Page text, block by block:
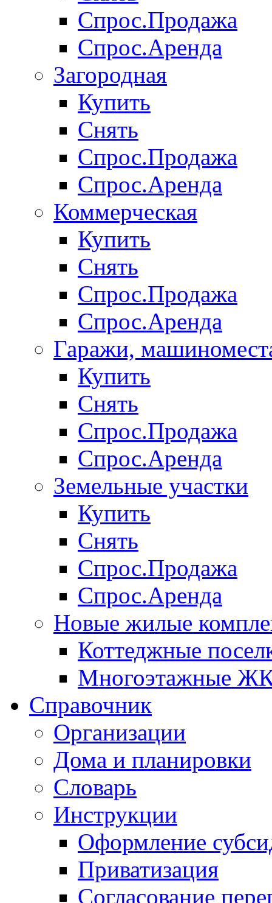
Спрос.Продажа
Спрос.Аренда
Загородная
Купить
Снять
Спрос.Продажа
Спрос.Аренда
Коммерческая
Купить
Снять
Спрос.Продажа
Спрос.Аренда
Гаражи,
Купить
Снять
Спрос.Продажа
Спрос.Аренда
Земельные участки
Купить
Снять
Спрос.Продажа
Спрос.Аренда
Новые жилые
Коттеджные
Многоэтажные
Справочник
Организации
Дома и планировки
Словарь
Инструкции
Оформление
Приватизация
Согласование